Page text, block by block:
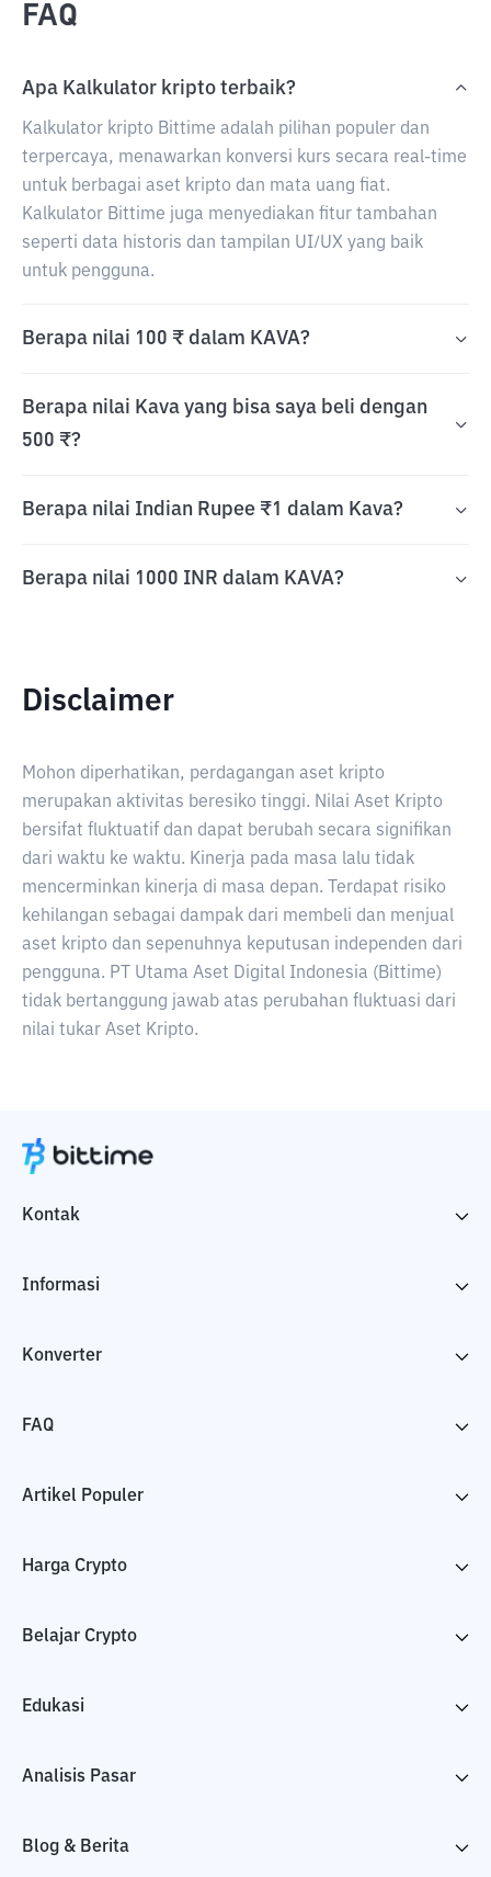
FAQ
Apa Kalkulator kripto terbaik?
Kalkulator kripto Bittime adalah pilihan populer dan
terpercaya, menawarkan konversi kurs secara real-time
untuk berbagai aset kripto dan mata uang fiat.
Kalkulator Bittime juga menyediakan fitur tambahan
seperti data historis dan tampilan UI/UX yang baik
untuk pengguna.
Berapa nilai 100 ₹ dalam KAVA?
Berapa nilai Kava yang bisa saya beli dengan
500 ₹?
Berapa nilai Indian Rupee ₹1 dalam Kava?
Berapa nilai 1000 INR dalam KAVA?
Disclaimer
Mohon diperhatikan, perdagangan aset kripto
merupakan aktivitas beresiko tinggi. Nilai Aset Kripto
bersifat fluktuatif dan dapat berubah secara signifikan
dari waktu ke waktu. Kinerja pada masa lalu tidak
mencerminkan kinerja di masa depan. Terdapat risiko
kehilangan sebagai dampak dari membeli dan menjual
aset kripto dan sepenuhnya keputusan independen dari
pengguna. PT Utama Aset Digital Indonesia (Bittime)
tidak bertanggung jawab atas perubahan fluktuasi dari
nilai tukar Aset Kripto.
Kontak
Informasi
Konverter
FAQ
Artikel Populer
Harga Crypto
Belajar Crypto
Edukasi
Analisis Pasar
Blog & Berita